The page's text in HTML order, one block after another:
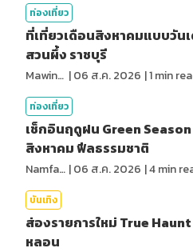
ท่องเที่ยว
ที่เที่ยวเดือนสิงหาคมแบบวัน
สวนผึ้ง ราชบุรี
MawinMatravel |06 ส.ค. 2026 |1min
ท่องเที่ยว
เช็กอินฤดูฝน Green
สิงหาคม ฟีลธรรมชาติ
NamfahPhupha |06 ส.ค. 2026 |4min
บันเทิง
ส่องรายการใหม่ True Haunt
หลอน